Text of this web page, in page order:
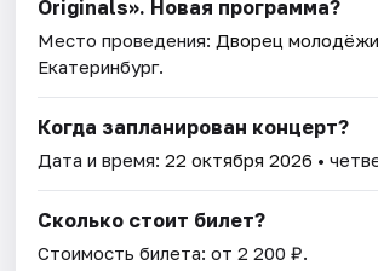
Originals». Новая программа?
Место проведения: Дворец молодёжи
Екатеринбург.
Когда запланирован концерт?
Дата и время:22 октября 2026 •
Сколько стоит билет?
Стоимость билета: от 2 200 ₽.